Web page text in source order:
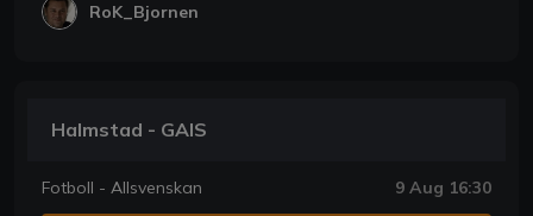
RoK_Bjornen
Halmstad - GAIS
Fotboll - Allsvenskan 9 Aug 16:30